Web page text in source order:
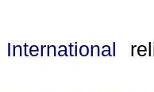
International